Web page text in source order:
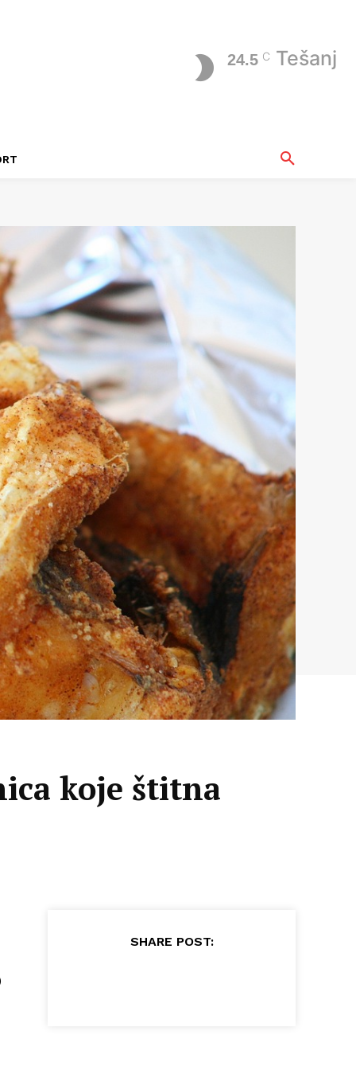
24.5 C Tešanj
koje štitna
SHARE POST: